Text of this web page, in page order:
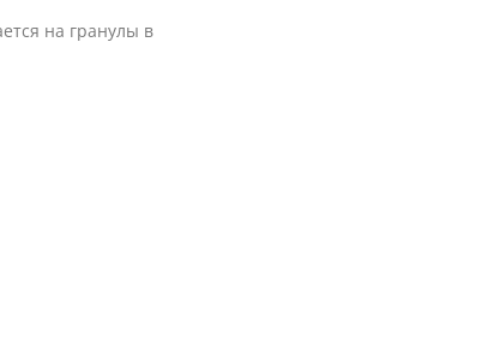
на гранулы в